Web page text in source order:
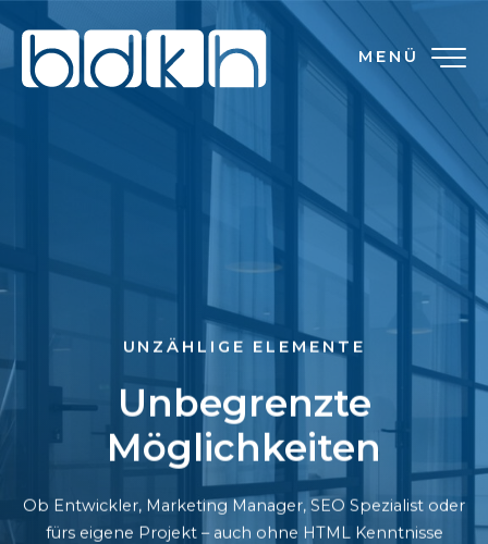
MENÜ
UNZÄHLIGE ELEMENTE
Unbegrenzte
Möglichkeiten
Ob Entwickler, Marketing Manager, SEO Spezialist oder
fürs eigene Projekt – auch ohne HTML Kenntnisse